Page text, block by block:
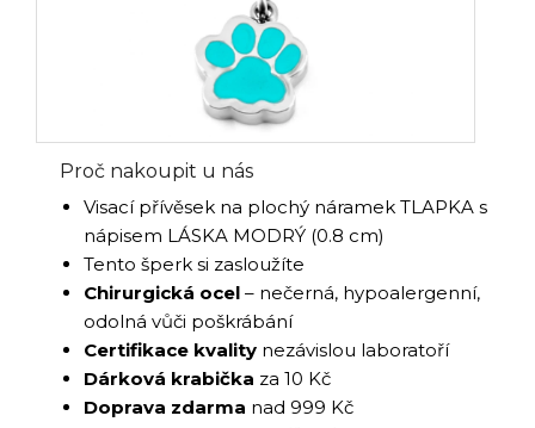
Proč nakoupit u nás
Visací přívěsek na plochý náramek TLAPKA s
nápisem LÁSKA MODRÝ (0.8 cm)
Tento šperk si zasloužíte
Chirurgická ocel – nečerná, hypoalergenní,
odolná vůči poškrábání
Certifikace kvality nezávislou laboratoří
Dárková krabička za 10 Kč
Doprava zdarma nad 999 Kč